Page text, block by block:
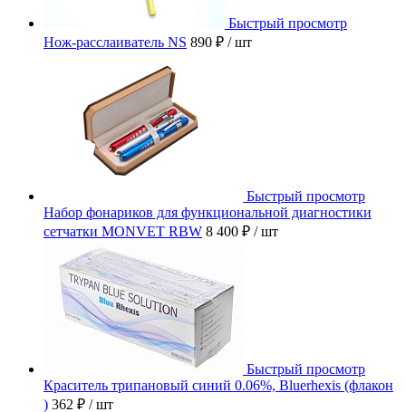
Быстрый просмотр
Нож-расслаиватель NS 890 ₽ / шт
Быстрый просмотр
Набор фонариков для функциональной диагностики
сетчатки MONVET RBW 8 400 ₽ / шт
Быстрый просмотр
Краситель трипановый синий 0.06%, Bluerhexis (флакон
) 362 ₽ / шт